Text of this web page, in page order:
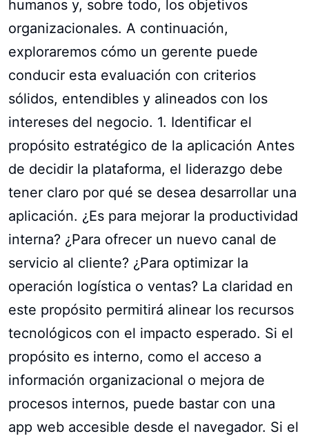
humanos y, sobre todo, los objetivos
organizacionales. A continuación,
exploraremos cómo un gerente puede
conducir esta evaluación con criterios
sólidos, entendibles y alineados con los
intereses del negocio. 1. Identificar el
propósito estratégico de la aplicación Antes
de decidir la plataforma, el liderazgo debe
tener claro por qué se desea desarrollar una
aplicación. ¿Es para mejorar la productividad
interna? ¿Para ofrecer un nuevo canal de
servicio al cliente? ¿Para optimizar la
operación logística o ventas? La claridad en
este propósito permitirá alinear los recursos
tecnológicos con el impacto esperado. Si el
propósito es interno, como el acceso a
información organizacional o mejora de
procesos internos, puede bastar con una
app web accesible desde el navegador. Si el